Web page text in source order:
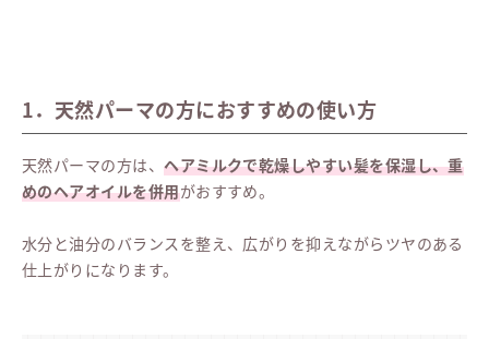
1．天然パーマの方におすすめの使い方
天然パーマの方は、ヘアミルクで乾燥しやすい髪を保湿し、重
めのヘアオイルを併用がおすすめ。
水分と油分のバランスを整え、広がりを抑えながらツヤのある
仕上がりになります。